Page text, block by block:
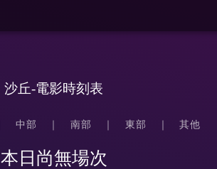
沙丘-電影時刻表
中部 南部 東部 其他
本日尚無場次